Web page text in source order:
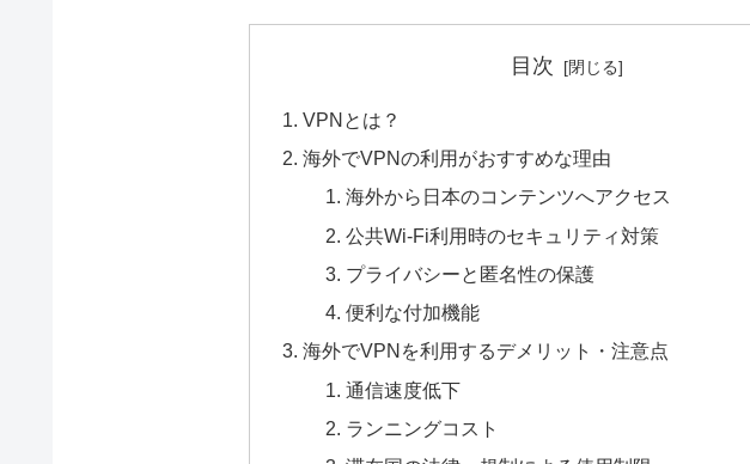
目次
VPNとは？
海外でVPNの利用がおすすめな理由
海外から日本のコンテンツへアクセス
公共Wi-Fi利用時のセキュリティ対策
プライバシーと匿名性の保護
便利な付加機能
海外でVPNを利用するデメリット・注意点
通信速度低下
ランニングコスト